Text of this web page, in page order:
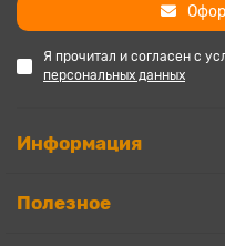
Я прочитал и согласен с
персональных данных
Информация
Полезное